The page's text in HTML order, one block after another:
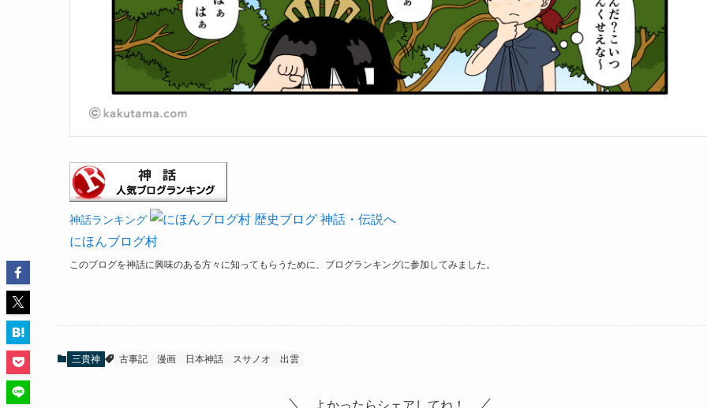
神話ランキング
にほんブログ村
このブログを神話に興味のある方々に知ってもらうために、ブログランキングに参加してみました。
三貴神 古事記 漫画 日本神話 スサノオ 出雲
よかったらシェアしてね！